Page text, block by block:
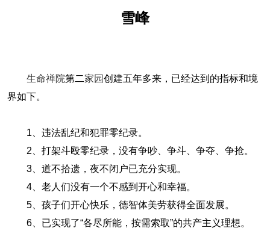
雪峰
生命禅院第二家园创建五年多来，已经达到的指标和境
界如下。
1、违法乱纪和犯罪零纪录。
2、打架斗殴零纪录，没有争吵、争斗、争夺、争抢。
3、道不拾遗，夜不闭户已充分实现。
4、老人们没有一个不感到开心和幸福。
5、孩子们开心快乐，德智体美劳获得全面发展。
6、已实现了“各尽所能，按需索取”的共产主义理想。